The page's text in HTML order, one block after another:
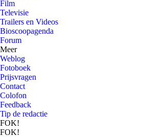
Film
Televisie
Trailers en Videos
Bioscoopagenda
Forum
Meer
Weblog
Fotoboek
Prijsvragen
Contact
Colofon
Feedback
Tip de redactie
FOK!
FOK!